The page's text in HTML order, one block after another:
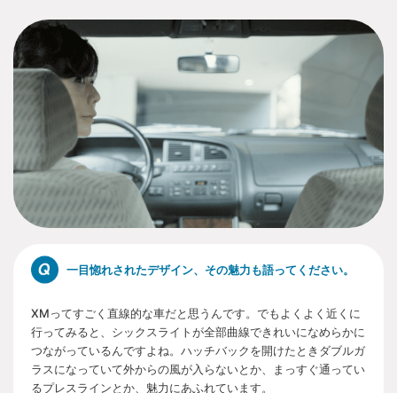
一目惚れされたデザイン、その魅力も語ってください。
XMってすごく直線的な車だと思うんです。でもよくよく近くに
行ってみると、シックスライトが全部曲線できれいになめらかに
つながっているんですよね。ハッチバックを開けたときダブルガ
ラスになっていて外からの風が入らないとか、まっすぐ通ってい
るプレスラインとか、魅力にあふれています。